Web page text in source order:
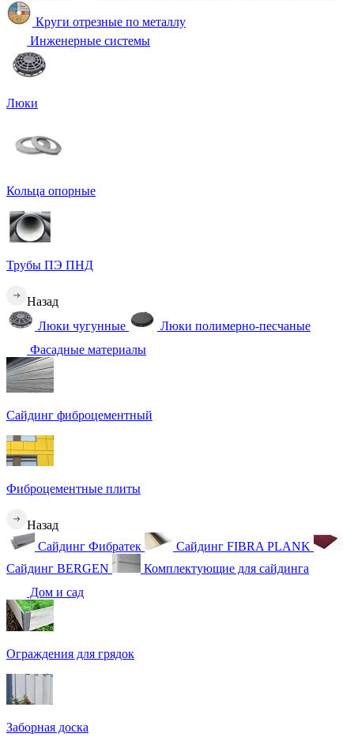
Круги отрезные по металлу
Инженерные системы
Люки
Кольца опорные
Трубы ПЭ ПНД
Назад
Люки чугунные
Люки полимерно-песчаные
Фасадные материалы
Сайдинг фиброцементный
Фиброцементные плиты
Назад
Сайдинг Фибратек
Сайдинг FIBRA PLANK
Сайдинг BERGEN
Комплектующие для сайдинга
Дом и сад
Ограждения для грядок
Заборная доска